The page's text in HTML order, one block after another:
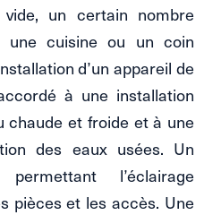
un certain nombre
une cuisine ou un coin
d’un appareil de
à une installation
chaude et froide et à une
des eaux usées. Un
l’éclairage
pièces et les accès. Une